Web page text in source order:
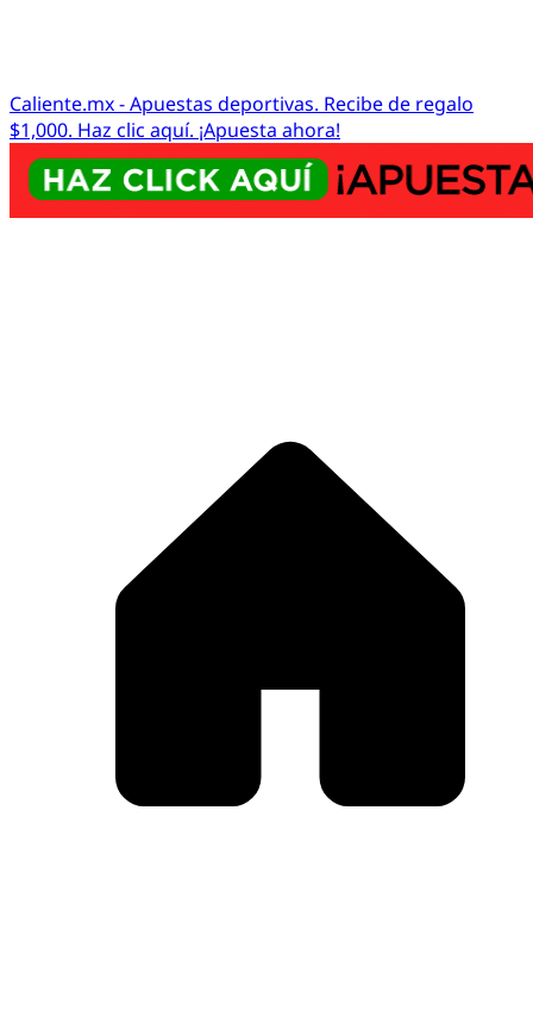
Caliente.mx - Apuestas deportivas. Recibe de regalo
$1,000. Haz clic aquí. ¡Apuesta ahora!